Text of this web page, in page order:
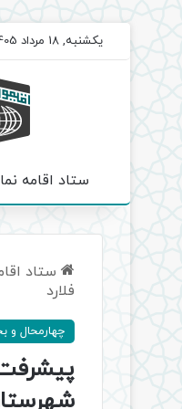
یکشنبه, 18 مرداد 1405
ستاد اقامه
ستاد
فلارد
چهارمحال و